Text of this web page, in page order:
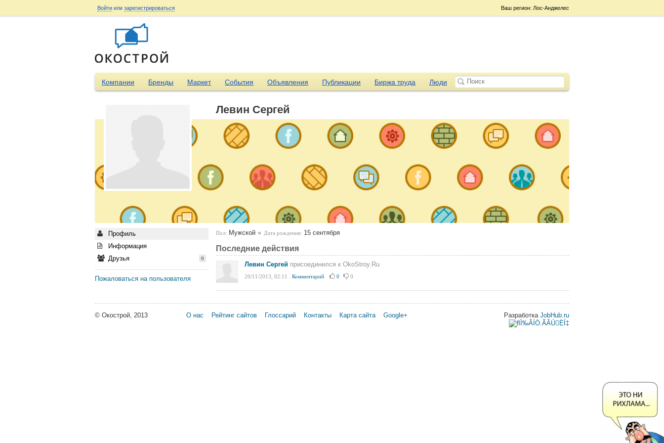
Ваш регион: Лос-Анджелес
Войти или зарегистрироваться
Компании Бренды Маркет События Объявления Публикации Биржа труда Люди
Профиль
Информация
Друзья
0
Пожаловаться на пользователя
Левин Сергей
Пол: Мужской Дата рождения: 15 сентября
Последние действия
Левин Сергей присоединился к OkoStroy.Ru
20/11/2013, 02:11 Комментарий 0 0
© Окострой, 2013 О нас Рейтинг сайтов Глоссарий Контакты Карта сайта Google+ Разработка JobHub.ru